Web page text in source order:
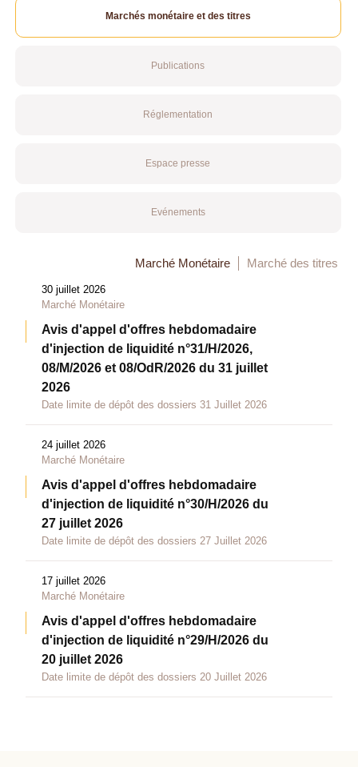
Marchés monétaire et des titres
Publications
Réglementation
Espace presse
Evénements
Marché Monétaire Marché des titres
30 juillet 2026
Marché Monétaire
Avis d'appel d'offres hebdomadaire
d'injection de liquidité n°31/H/2026,
08/M/2026 et 08/OdR/2026 du 31 juillet
2026
Date limite de dépôt des dossiers 31 Juillet 2026
24 juillet 2026
Marché Monétaire
Avis d'appel d'offres hebdomadaire
d'injection de liquidité n°30/H/2026 du
27 juillet 2026
Date limite de dépôt des dossiers 27 Juillet 2026
17 juillet 2026
Marché Monétaire
Avis d'appel d'offres hebdomadaire
d'injection de liquidité n°29/H/2026 du
20 juillet 2026
Date limite de dépôt des dossiers 20 Juillet 2026